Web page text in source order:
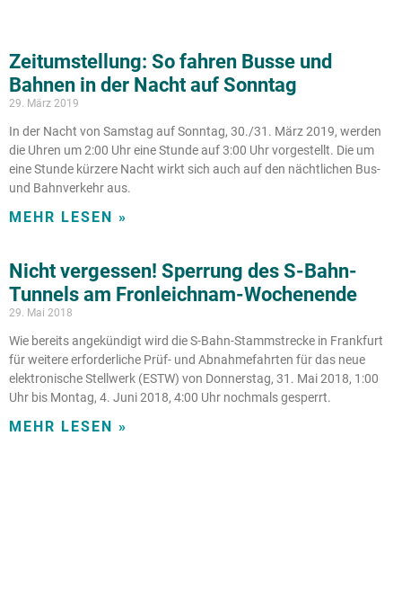
Zeitumstellung: So fahren Busse und
Bahnen in der Nacht auf Sonntag
29. März 2019
In der Nacht von Samstag auf Sonntag, 30./31. März 2019, werden
die Uhren um 2:00 Uhr eine Stunde auf 3:00 Uhr vorgestellt. Die um
eine Stunde kürzere Nacht wirkt sich auch auf den nächtlichen Bus-
und Bahnverkehr aus.
MEHR LESEN »
Nicht vergessen! Sperrung des S-Bahn-
Tunnels am Fronleichnam-Wochenende
29. Mai 2018
Wie bereits angekündigt wird die S-Bahn-Stammstrecke in Frankfurt
für weitere erforderliche Prüf- und Abnahmefahrten für das neue
elektronische Stellwerk (ESTW) von Donnerstag, 31. Mai 2018, 1:00
Uhr bis Montag, 4. Juni 2018, 4:00 Uhr nochmals gesperrt.
MEHR LESEN »